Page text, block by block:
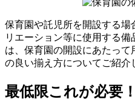
保育園や託児所を開設する場
リエーション等に使用する
は、保育園の開設にあたっ
の良い揃え方についてご紹介
最低限これが必要